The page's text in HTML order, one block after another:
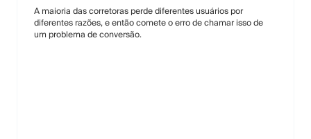
A maioria das corretoras perde diferentes usuários por
diferentes razões, e então comete o erro de chamar isso de
um problema de conversão.